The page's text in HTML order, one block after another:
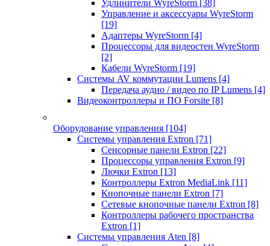
Удлинители WyreStorm [38]
Управление и аксессуары WyreStorm
[19]
Адаптеры WyreStorm [4]
Процессоры для видеостен WyreStorm
[2]
Кабели WyreStorm [19]
Системы AV коммутации Lumens [4]
Передача аудио / видео по IP Lumens [4]
Видеоконтроллеры и ПО Forsite [8]
Оборудование управления [104]
Системы управления Extron [71]
Сенсорные панели Extron [22]
Процессоры управления Extron [9]
Лючки Extron [13]
Контроллеры Extron MediaLink [11]
Кнопочные панели Extron [7]
Сетевые кнопочные панели Extron [8]
Контроллеры рабочего пространства
Extron [1]
Системы управления Aten [8]